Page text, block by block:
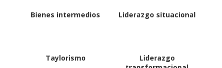
Bienes intermedios Liderazgo situacional
Taylorismo
Liderazgo